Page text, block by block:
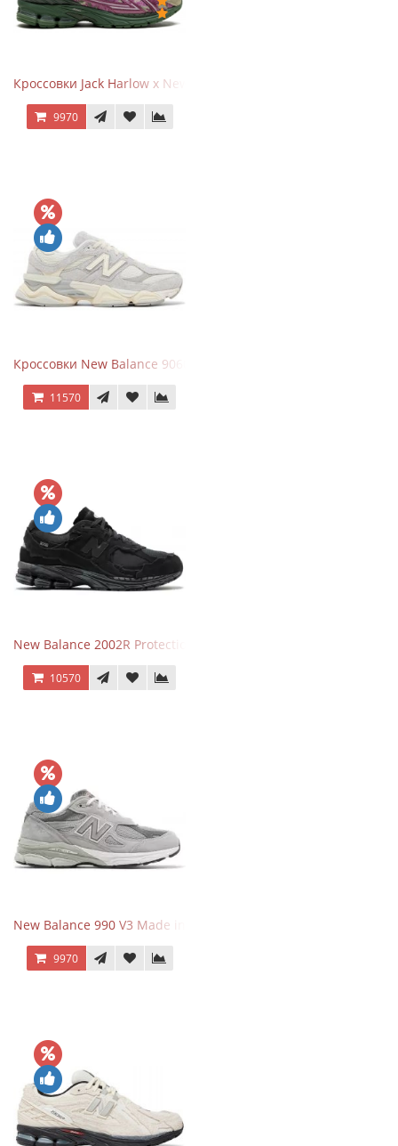
Кроссовки Jack Harlow x New Balance 1906r Kentucky Derby
9970
Кроссовки New Balance 9060 Quartz Grey
11570
New Balance 2002R Protection Phantom Black
10570
New Balance 990 V3 Made in USA Grey
9970